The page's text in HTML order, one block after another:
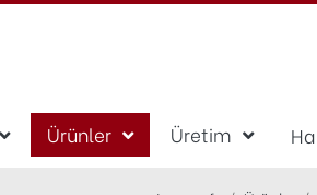
Ürünler Üretim